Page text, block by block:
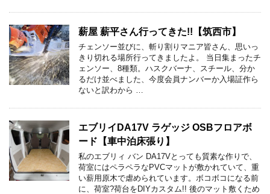
薪屋 薪平さん行ってきた!!【筑西市】
チェンソー並びに、斬り割りマニア皆さん、思いっ
きり切れる場所行ってきましたよ。 当日集まったチ
ェンソー、8種類。ハスクバーナ、スチール、分か
るだけ並べました、今度会員ナンバーか入場証作ら
ないと訳わから …
エブリイDA17V ラゲッジ OSBフロアボ
ード【車中泊床張り】
私のエブリィ バン DA17Vとっても質素な作りで、
荷室にはペラペラなPVCマットが敷かれていて、重
い薪用原木で虐められています。ボコボコになる前
に、荷室?荷台をDIYカスタム!! 後のマット敷くため